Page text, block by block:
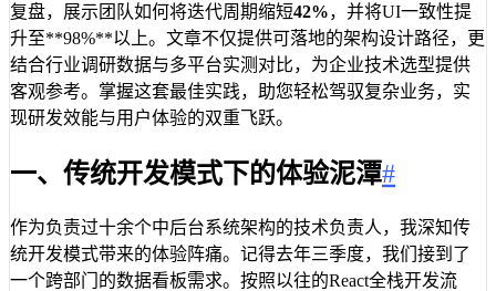
复盘，展示团队如何将迭代周期缩短42%，并将UI一致性提
升至**98%**以上。文章不仅提供可落地的架构设计路径，更
结合行业调研数据与多平台实测对比，为企业技术选型提供
客观参考。掌握这套最佳实践，助您轻松驾驭复杂业务，实
现研发效能与用户体验的双重飞跃。
一、传统开发模式下的体验泥潭#
作为负责过十余个中后台系统架构的技术负责人，我深知传
统开发模式带来的体验阵痛。记得去年三季度，我们接到了
一个跨部门的数据看板需求。按照以往的React全栈开发流